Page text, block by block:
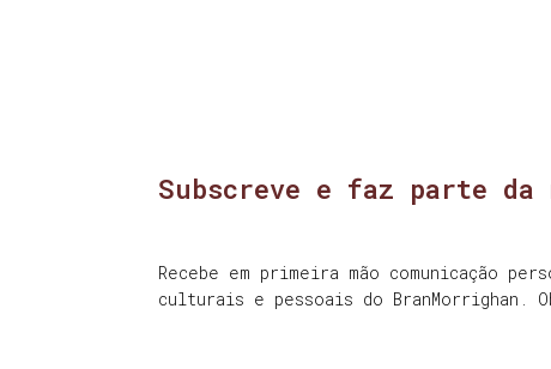
Subscreve e faz parte da
Recebe em primeira mão comunicação
culturais e pessoais do BranMorrighan.